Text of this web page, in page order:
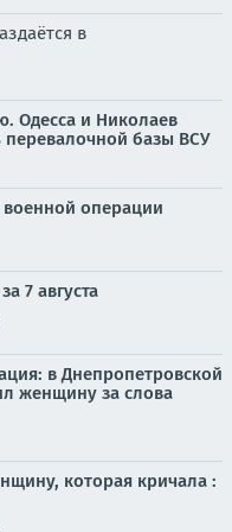
в
Одесса и Николаев
перевалочной базы ВСУ
операции
7 августа
в Днепропетровской
женщину за слова
которая кричала :